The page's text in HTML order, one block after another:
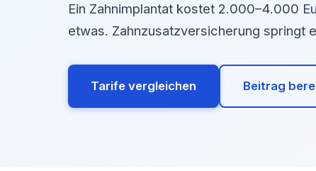
Ein Zahnimplantat kostet 2.000–4.000
etwas. Zahnzusatzversicherung springt
Tarife vergleichen Beitrag